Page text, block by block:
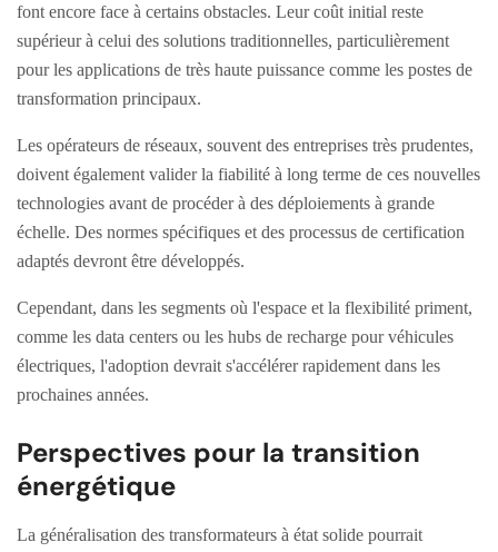
font encore face à certains obstacles. Leur coût initial reste
supérieur à celui des solutions traditionnelles, particulièrement
pour les applications de très haute puissance comme les postes de
transformation principaux.
Les opérateurs de réseaux, souvent des entreprises très prudentes,
doivent également valider la fiabilité à long terme de ces nouvelles
technologies avant de procéder à des déploiements à grande
échelle. Des normes spécifiques et des processus de certification
adaptés devront être développés.
Cependant, dans les segments où l'espace et la flexibilité priment,
comme les data centers ou les hubs de recharge pour véhicules
électriques, l'adoption devrait s'accélérer rapidement dans les
prochaines années.
Perspectives pour la transition
énergétique
La généralisation des transformateurs à état solide pourrait